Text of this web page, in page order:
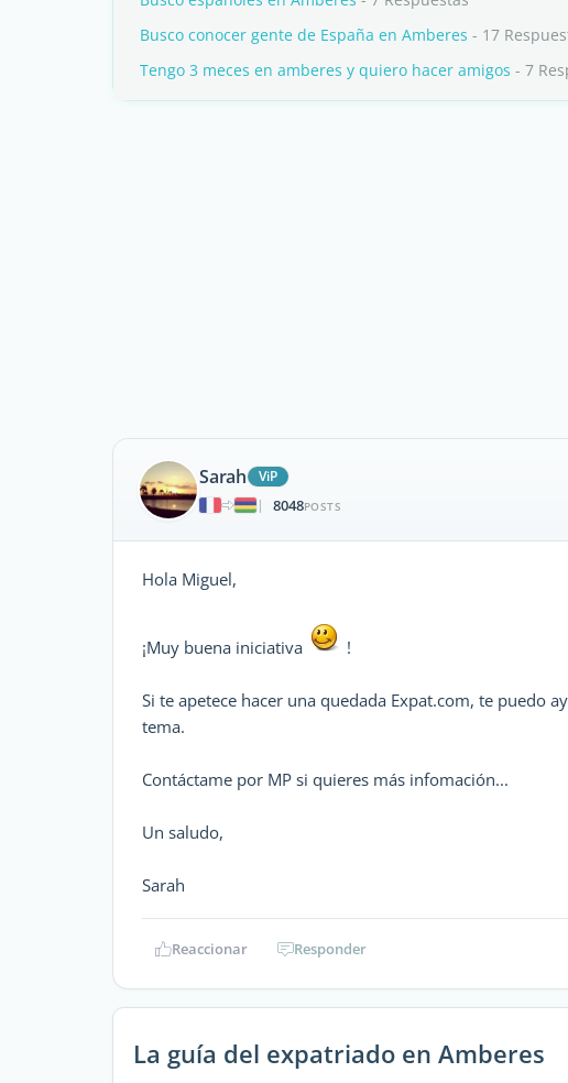
Busco conocer gente de España en Amberes - 17
Tengo 3 meces en amberes y quiero hacer amigos - 7
Sarah
ViP
|
8048POSTS
Hola Miguel,
¡Muy buena iniciativa !
Si te apetece hacer una quedada Expat.com, te puedo
tema.
Contáctame por MP si quieres más infomación...
Un saludo,
Sarah
Reaccionar Responder
La guía del expatriado en Amberes